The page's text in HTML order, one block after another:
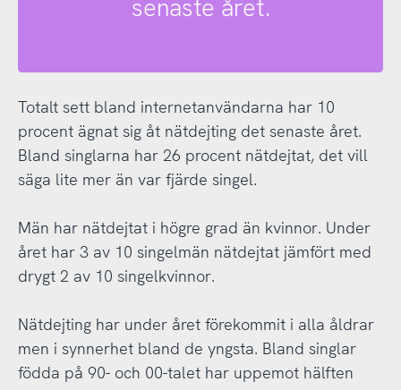
senaste året.
Totalt sett bland internetanvändarna har 10
procent ägnat sig åt nätdejting det senaste året.
Bland singlarna har 26 procent nätdejtat, det vill
säga lite mer än var fjärde singel.
Män har nätdejtat i högre grad än kvinnor. Under
året har 3 av 10 singelmän nätdejtat jämfört med
drygt 2 av 10 singelkvinnor.
Nätdejting har under året förekommit i alla åldrar
men i synnerhet bland de yngsta. Bland singlar
födda på 90- och 00-talet har uppemot hälften